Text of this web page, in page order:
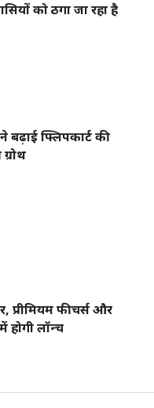
को ठगा जा रहा है
बढ़ाई फ्लिपकार्ट की
प्रीमियम फीचर्स और
होगी लॉन्च